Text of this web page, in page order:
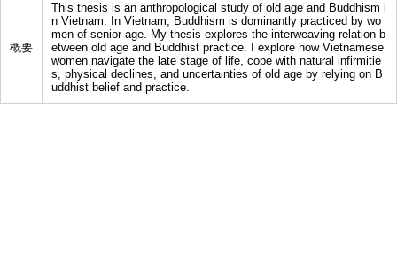
概要
This thesis is an anthropological study of old age and Buddhism i
n Vietnam. In Vietnam, Buddhism is dominantly practiced by wo
men of senior age. My thesis explores the interweaving relation b
etween old age and Buddhist practice. I explore how Vietnamese
women navigate the late stage of life, cope with natural infirmitie
s, physical declines, and uncertainties of old age by relying on B
uddhist belief and practice.